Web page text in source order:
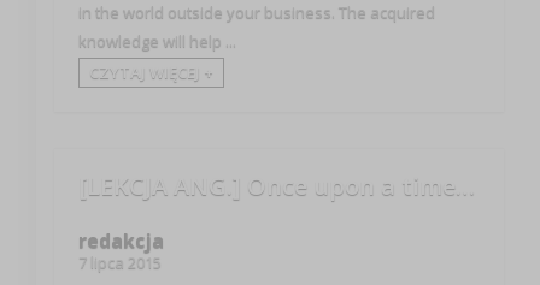
in the world outside your business. The acquired
knowledge will help ...
CZYTAJ WIĘCEJ +
[LEKCJA ANG.] Once upon a time…
redakcja
7 lipca 2015